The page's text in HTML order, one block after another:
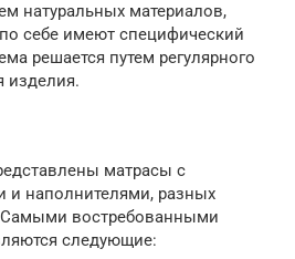
натуральных материалов,
себе имеют специфический
решается путем регулярного
изделия.
матрасы с
наполнителями, разных
востребованными
следующие: